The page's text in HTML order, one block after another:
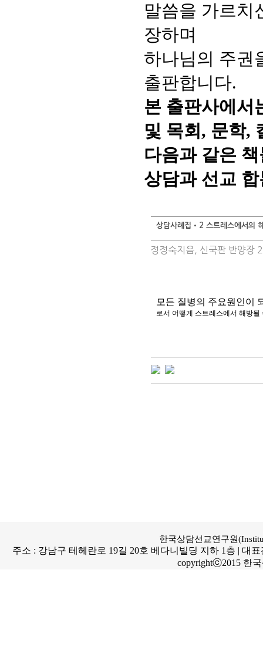
말씀을 가르치
장하며
하나님의 주권
출판합니다.
본 출판사에서
및 목회, 문학,
다음과 같은
상담과 선교
상담사례집•2 스트레스에서의
정정숙지음, 신국판 반양
모든 질병의 주요원인이
로서 어떻게 스트레스에서 해방
한국상담선교연구원
주소 : 강남구 테헤란로 19길 20호 베다니빌딩 지하 1층 | 대표
copyrightⓒ2015 한국